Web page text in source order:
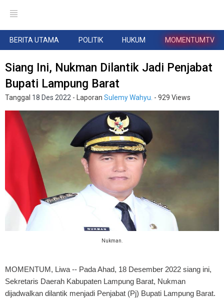
BERITA UTAMA POLITIK HUKUM MOMENTUMTV
Siang Ini, Nukman Dilantik Jadi Penjabat
Bupati Lampung Barat
Tanggal 18 Des 2022 - Laporan Sulemy Wahyu. - 929 Views
Nukman.
MOMENTUM, Liwa -- Pada Ahad, 18 Desember 2022 siang ini,
Sekretaris Daerah Kabupaten Lampung Barat, Nukman
dijadwalkan dilantik menjadi Penjabat (Pj) Bupati Lampung Barat.